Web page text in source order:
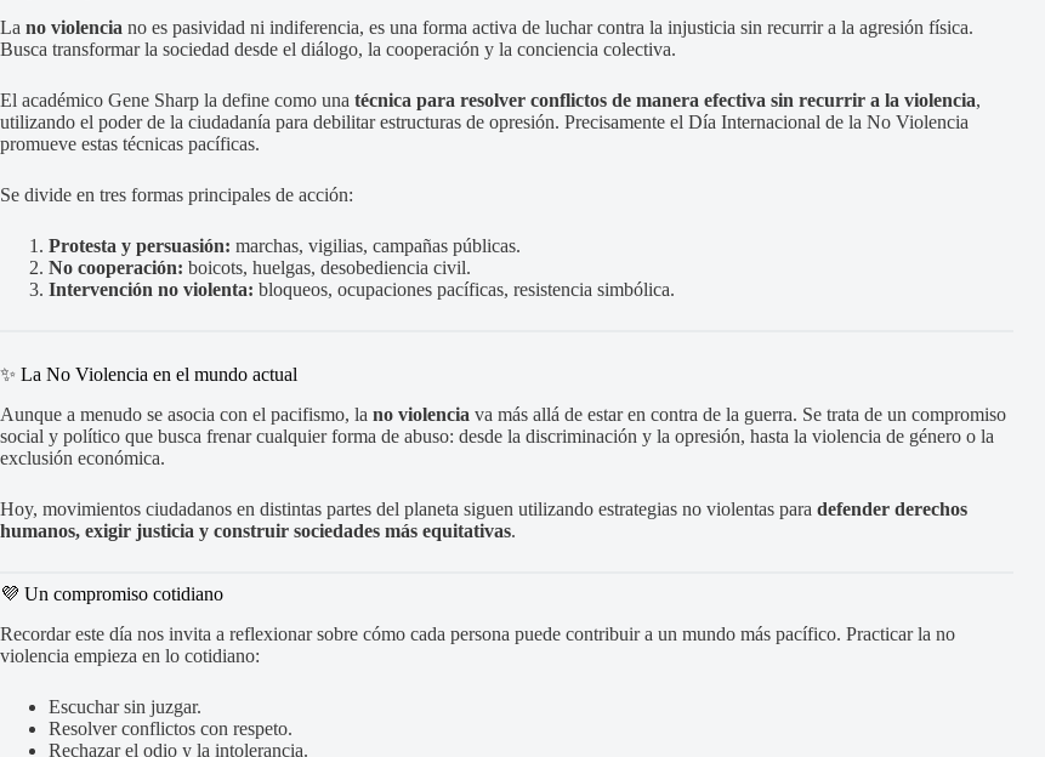
La no violencia no es pasividad ni indiferencia, es una forma activa de luchar contra la injusticia sin recurrir a la agresión física.
Busca transformar la sociedad desde el diálogo, la cooperación y la conciencia colectiva.
El académico Gene Sharp la define como una técnica para resolver conflictos de manera efectiva sin recurrir a la violencia,
utilizando el poder de la ciudadanía para debilitar estructuras de opresión. Precisamente el Día Internacional de la No Violencia
promueve estas técnicas pacíficas.
Se divide en tres formas principales de acción:
Protesta y persuasión: marchas, vigilias, campañas públicas.
No cooperación: boicots, huelgas, desobediencia civil.
Intervención no violenta: bloqueos, ocupaciones pacíficas, resistencia simbólica.
✨ La No Violencia en el mundo actual
Aunque a menudo se asocia con el pacifismo, la no violencia va más allá de estar en contra de la guerra. Se trata de un compromiso
social y político que busca frenar cualquier forma de abuso: desde la discriminación y la opresión, hasta la violencia de género o la
exclusión económica.
Hoy, movimientos ciudadanos en distintas partes del planeta siguen utilizando estrategias no violentas para defender derechos
humanos, exigir justicia y construir sociedades más equitativas.
💜 Un compromiso cotidiano
Recordar este día nos invita a reflexionar sobre cómo cada persona puede contribuir a un mundo más pacífico. Practicar la no
violencia empieza en lo cotidiano:
Escuchar sin juzgar.
Resolver conflictos con respeto.
Rechazar el odio y la intolerancia.